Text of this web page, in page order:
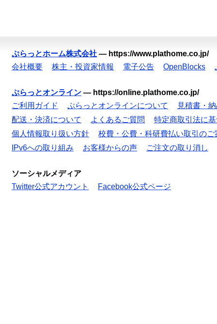
ぷらっとホーム株式会社 — https://www.plathome.co.jp/
会社概要
株主・投資家情報 電子公告 OpenBlocks
ぷらっとオンライン — https://online.plathome.co.jp/
ご利用ガイド
ぷらっとオンラインについて
見積書・
配送・決済について
よくあるご質問
特定商取引法に
個人情報取り扱い方針
校費・公費・科研費払い取引のご
IPv6への取り組み
お客様からの声 ご注文の取り消し
ソーシャルメディア
Twitter公式アカウント
Facebook公式ページ